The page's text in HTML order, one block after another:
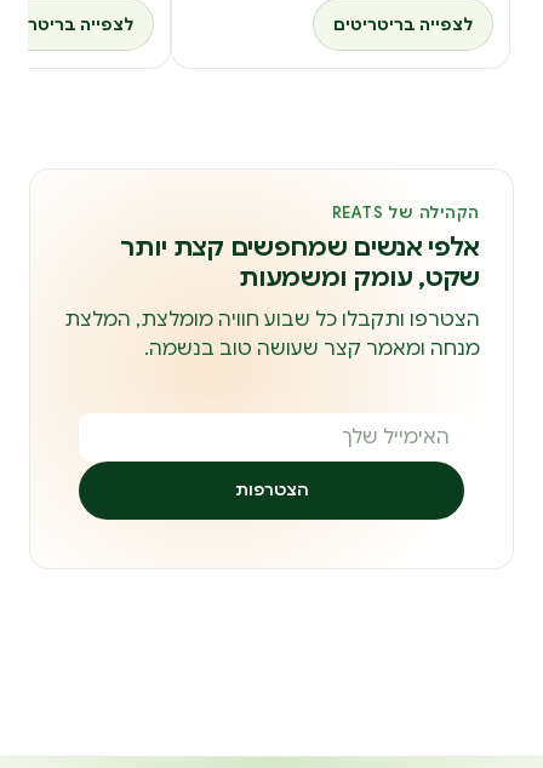
לצפייה בריטריטים לצפייה
הקהילה של REATS
אלפי אנשים שמחפשים קצת יותר
שקט, עומק ומשמעות
הצטרפו ותקבלו כל שבוע חוויה מומלצת, המלצת
מנחה ומאמר קצר שעושה טוב בנשמה.
הצטרפות